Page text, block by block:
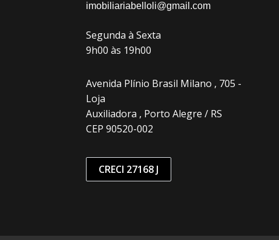
imobiliariabelloli@gmail.com
Segunda à Sexta
9h00 às 19h00
Avenida Plínio Brasil Milano , 705 -
Loja
Auxiliadora , Porto Alegre / RS
CEP 90520-002
CRECI 27168 J